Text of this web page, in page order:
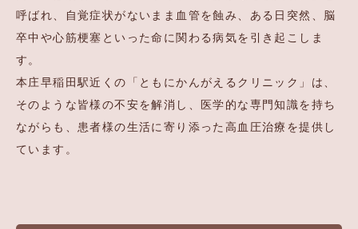
呼ばれ、自覚症状がないまま血管を蝕み、ある日突然、脳
卒中や心筋梗塞といった命に関わる病気を引き起こしま
す。
本庄早稲田駅近くの「ともにかんがえるクリニック」は、
そのような皆様の不安を解消し、医学的な専門知識を持ち
ながらも、患者様の生活に寄り添った高血圧治療を提供し
ています。